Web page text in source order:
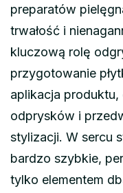
preparatów
trwałość i
kluczową rolę
przygotowanie
aplikacja
odprysków i
stylizacji. W sercu
bardzo szybkie,
tylko elementem